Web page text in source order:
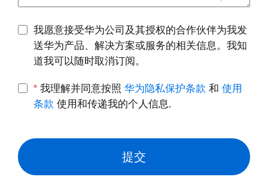
我愿意接受华为公司及其授权的合作伙伴为我发
送华为产品、解决方案或服务的相关信息。我知
道我可以随时取消订阅。
* 我理解并同意按照 华为隐私保护条款 和 使用
条款 使用和传递我的个人信息.
提交